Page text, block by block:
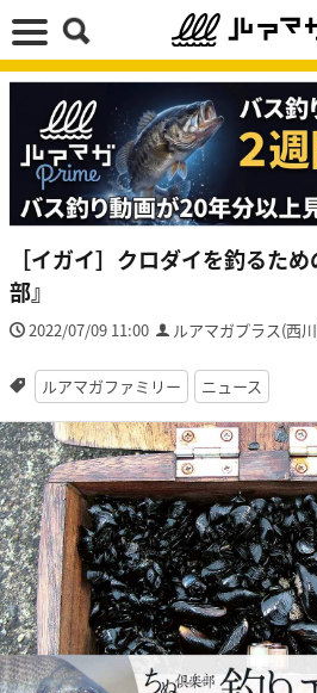
［イガイ］クロダイを釣るた
部』
2022/07/09 11:00 ルアマガプラス(西
ルアマガファミリー ニュース